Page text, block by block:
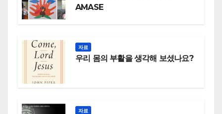
AMASE
자료
우리 몸의 부활을 생각해 보셨나요?
자료